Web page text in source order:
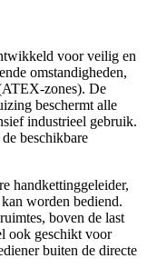
voor veilig en
omstandigheden,
zones). De
beschermt alle
industrieel gebruik.
beschikbare
handkettinggeleider,
worden bediend.
boven de last
ook geschikt voor
buiten de directe